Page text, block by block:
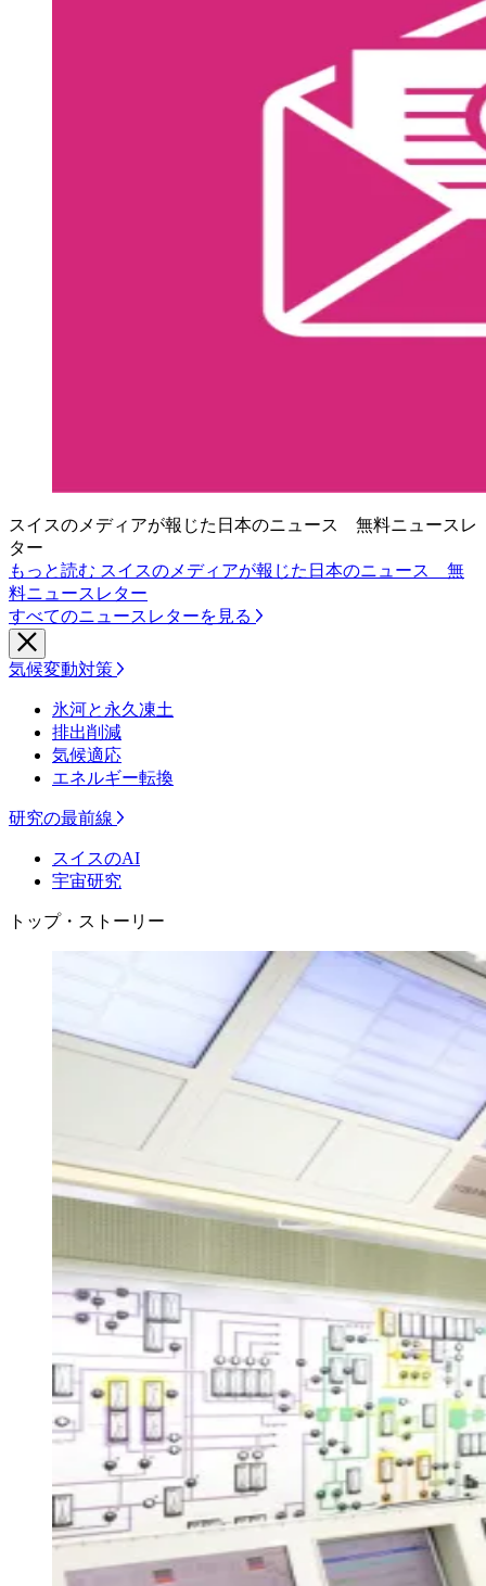
スイスのメディアが報じた日本のニュース 無料ニュースレ
ター
もっと読む スイスのメディアが報じた日本のニュース 無
料ニュースレター
すべてのニュースレターを見る
気候変動対策
氷河と永久凍土
排出削減
気候適応
エネルギー転換
研究の最前線
スイスのAI
宇宙研究
トップ・ストーリー